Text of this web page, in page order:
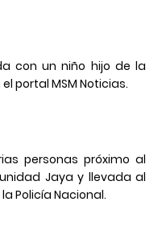
con un niño hijo de la
portal MSM Noticias.
personas próximo al
Jaya y llevada al
Policía Nacional.